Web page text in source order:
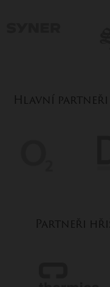
Hlavní
Partneři